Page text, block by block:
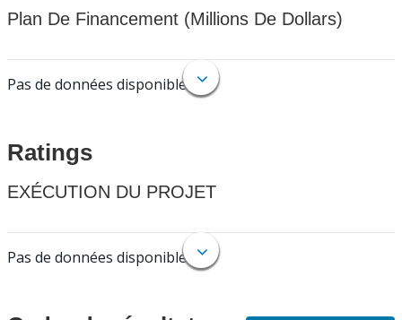
Plan De Financement (Millions De Dollars)
Pas de données disponibles.
Ratings
EXÉCUTION DU PROJET
Pas de données disponibles.